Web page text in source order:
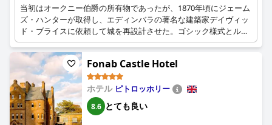
当初はオークニー伯爵の所有物であったが、1870年頃にジェーム
ズ・ハンターが取得し、エディンバラの著名な建築家デイヴィッ
ド・ブライスに依頼して城を再設計させた。ゴシック様式とルネ
ッサンス様式の要素をエレガントに融合させたスコットランド・
バロニアル様式の装飾が施され、今日までの壮大でおとぎ話に出
てくるような城が誕生しました。緑豊かな庭園に囲まれ、タレッ
トやタワーを備え、ゲストをタイムスリップさせる比類のない雰
囲気を持つこのキャッスルホテルは、スコットランドで最も贅沢
な旅行先のひとつです。
Fonab Castle Hotel
ホテル ピトロッホリー
8.6 とても良い